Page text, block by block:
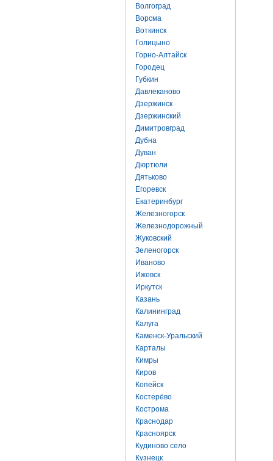
Волгоград
Ворсма
Воткинск
Голицыно
Горно-Алтайск
Городец
Губкин
Давлеканово
Дзержинск
Дзержинский
Димитровград
Дубна
Дуван
Дюртюли
Дятьково
Егоревск
Екатеринбург
Железногорск
Железнодорожный
Жуковский
Зеленогорск
Иваново
Ижевск
Иркутск
Казань
Калининград
Калуга
Каменск-Уральский
Карталы
Кимры
Киров
Копейск
Костерёво
Кострома
Краснодар
Красноярск
Кудиново село
Кузнецк